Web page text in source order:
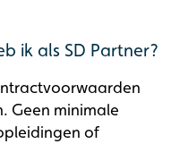
ik als SD Partner?
Geen minimale
of